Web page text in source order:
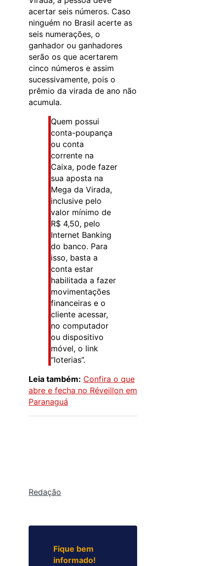
acertar seis números. Caso
ninguém no Brasil acerte as
seis numerações, o
ganhador ou ganhadores
serão os que acertarem
cinco números e assim
sucessivamente, pois o
prêmio da virada de ano não
acumula.
Quem possui
conta-poupança
ou conta
corrente na
Caixa, pode fazer
sua aposta na
Mega da Virada,
inclusive pelo
valor mínimo de
R$ 4,50, pelo
Internet Banking
do banco. Para
isso, basta a
conta estar
habilitada a fazer
movimentações
financeiras e o
cliente acessar,
no computador
ou dispositivo
móvel, o link
“loterias”.
Leia também: Confira o que
abre e fecha no Réveillon em
Paranaguá
Redação
Fique bem
informado!